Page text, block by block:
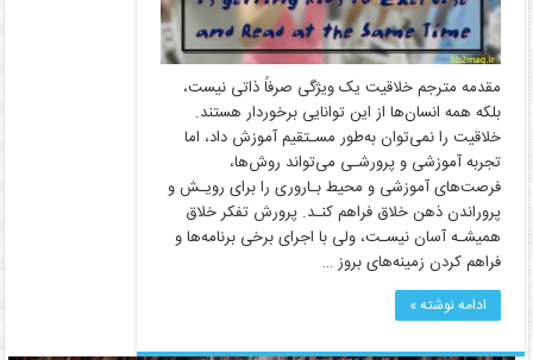
مقدمه مترجم خلاقیت یک ویژگی صرفاً ذاتی نیست،
بلکه همه انسان‌ها از این توانایی برخوردار هستند.
خلاقیت را نمی‌توان به‌طور مسـتقیم آموزش داد، اما
تجربه ‌آموزشی و پرورشـی می‌تواند روش‌ها،
فرصت‌های آموزشی و محیط بـاروری را برای رویـش و
پروراندن ذهن خلاق فراهم کنـد. پرورش تفکر خلاق
همیشـه آسان نیسـت، ولی با اجرای برخی برنامه‌ها و
فراهم کردن زمینه‌های بروز …
ادامه نوشته »